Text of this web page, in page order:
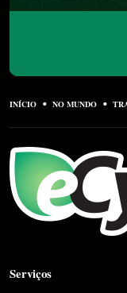
INÍCIO NO MUNDO
Serviços